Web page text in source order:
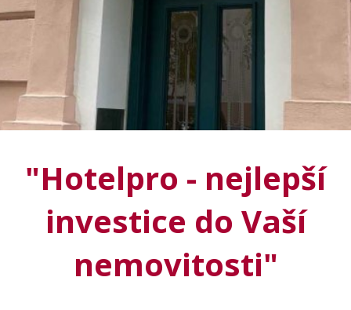
"Hotelpro - nejlepší
investice do Vaší
nemovitosti"